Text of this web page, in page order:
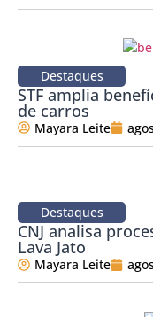
Destaques
STF amplia
de carros
Mayara Leite
Destaques
CNJ analisa
Lava Jato
Mayara Leite